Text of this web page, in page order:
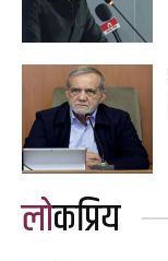
लोकप्रिय